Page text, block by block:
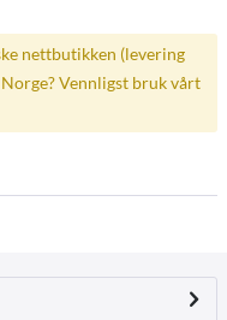
nettbutikken (levering
Vennligst bruk vårt